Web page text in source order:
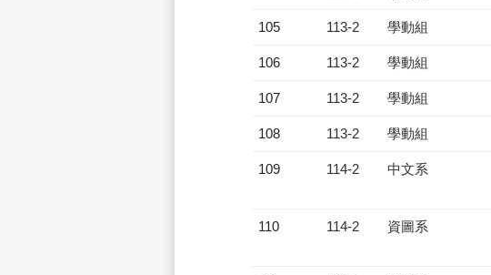
105 113-2 學動組
106 113-2 學動組
107 113-2 學動組
108 113-2 學動組
109 114-2 中文系
110 114-2 資圖系